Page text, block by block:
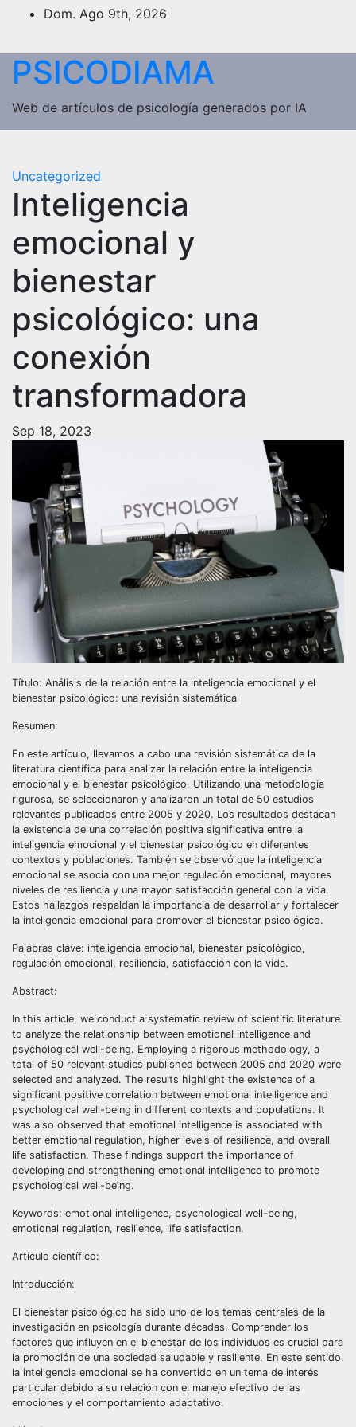
Saltar
Dom. Ago 9th, 2026
PSICODIAMA
Web de artículos de psicología generados por IA
Uncategorized
Inteligencia
emocional y
bienestar
psicológico: una
conexión
transformadora
Sep 18, 2023
Título: Análisis de la relación entre la inteligencia emocional y el
bienestar psicológico: una revisión sistemática
Resumen:
En este artículo, llevamos a cabo una revisión sistemática de la
literatura científica para analizar la relación entre la inteligencia
emocional y el bienestar psicológico. Utilizando una metodología
rigurosa, se seleccionaron y analizaron un total de 50 estudios
relevantes publicados entre 2005 y 2020. Los resultados destacan
la existencia de una correlación positiva significativa entre la
inteligencia emocional y el bienestar psicológico en diferentes
contextos y poblaciones. También se observó que la inteligencia
emocional se asocia con una mejor regulación emocional, mayores
niveles de resiliencia y una mayor satisfacción general con la vida.
Estos hallazgos respaldan la importancia de desarrollar y fortalecer
la inteligencia emocional para promover el bienestar psicológico.
Palabras clave: inteligencia emocional, bienestar psicológico,
regulación emocional, resiliencia, satisfacción con la vida.
Abstract:
In this article, we conduct a systematic review of scientific literature
to analyze the relationship between emotional intelligence and
psychological well-being. Employing a rigorous methodology, a
total of 50 relevant studies published between 2005 and 2020 were
selected and analyzed. The results highlight the existence of a
significant positive correlation between emotional intelligence and
psychological well-being in different contexts and populations. It
was also observed that emotional intelligence is associated with
better emotional regulation, higher levels of resilience, and overall
life satisfaction. These findings support the importance of
developing and strengthening emotional intelligence to promote
psychological well-being.
Keywords: emotional intelligence, psychological well-being,
emotional regulation, resilience, life satisfaction.
Artículo científico:
Introducción:
El bienestar psicológico ha sido uno de los temas centrales de la
investigación en psicología durante décadas. Comprender los
factores que influyen en el bienestar de los individuos es crucial para
la promoción de una sociedad saludable y resiliente. En este sentido,
la inteligencia emocional se ha convertido en un tema de interés
particular debido a su relación con el manejo efectivo de las
emociones y el comportamiento adaptativo.